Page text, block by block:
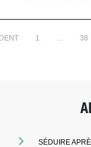
1 … 38
SÉDUIRE